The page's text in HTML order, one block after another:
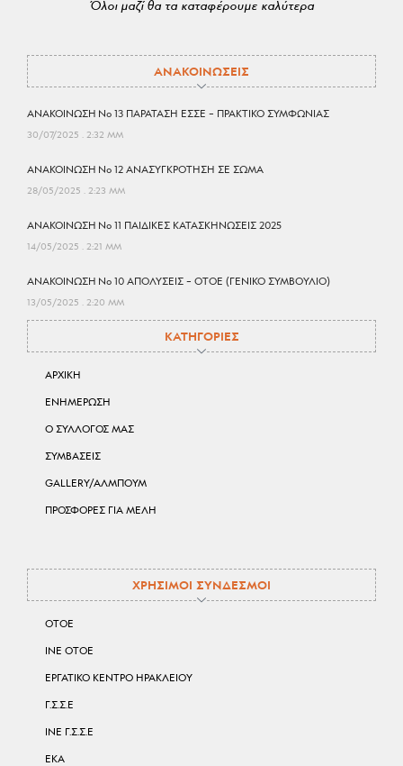
Όλοι μαζί θα τα καταφέρουμε καλύτερα
ΑΝΑΚΟΙΝΩΣΕΙΣ
ΑΝΑΚΟΙΝΩΣΗ No 13 ΠΑΡΑΤΑΣΗ ΕΣΣΕ – ΠΡΑΚΤΙΚΟ ΣΥΜΦΩΝΙΑΣ
30/07/2025 2:32 ΜΜ
ΑΝΑΚΟΙΝΩΣΗ No 12 ΑΝΑΣΥΓΚΡΟΤΗΣΗ ΣΕ ΣΩΜΑ
28/05/2025 2:23 ΜΜ
ΑΝΑΚΟΙΝΩΣΗ No 11 ΠΑΙΔΙΚΕΣ ΚΑΤΑΣΚΗΝΩΣΕΙΣ 2025
14/05/2025 2:21 ΜΜ
ΑΝΑΚΟΙΝΩΣΗ No 10 ΑΠΟΛΥΣΕΙΣ – ΟΤΟΕ (ΓΕΝΙΚΟ ΣΥΜΒΟΥΛΙΟ)
13/05/2025 2:20 ΜΜ
ΚΑΤΗΓΟΡΙΕΣ
ΑΡΧΙΚΗ
ΕΝΗΜΕΡΩΣΗ
Ο ΣΥΛΛΟΓΟΣ ΜΑΣ
ΣΥΜΒΑΣΕΙΣ
GALLERY/ΑΛΜΠΟΥΜ
ΠΡΟΣΦΟΡΕΣ ΓΙΑ ΜΕΛΗ
ΧΡΗΣΙΜΟΙ ΣΥΝΔΕΣΜΟΙ
ΟΤΟΕ
ΙΝΕ ΟΤΟΕ
ΕΡΓΑΤΙΚΟ ΚΕΝΤΡΟ ΗΡΑΚΛΕΙΟΥ
Γ.Σ.Σ.Ε
ΙΝΕ Γ.Σ.Σ.Ε
ΕΚΑ